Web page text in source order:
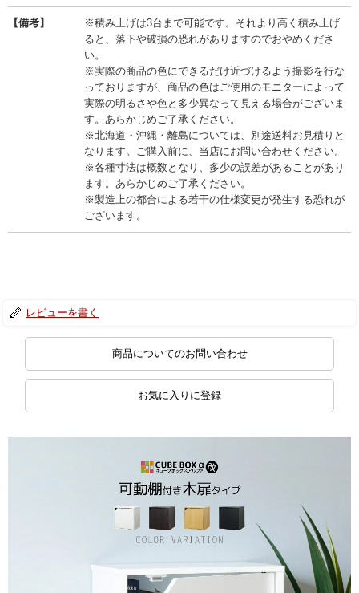
【備考】
※積み上げは3台まで可能です。それより高く積み上げ
ると、落下や破損の恐れがありますのでおやめくださ
い。
※実際の商品の色にできるだけ近づけるよう撮影を行な
っておりますが、商品の色はご使用のモニターによって
実際の明るさや色と多少異なって見える場合がございま
す。あらかじめご了承ください。
※北海道・沖縄・離島については、別途送料お見積りと
なります。ご購入前に、当店にお問い合わせください。
※各種寸法は概数となり、多少の誤差があることがあり
ます。あらかじめご了承ください。
※製造上の都合による若干の仕様変更が発生する恐れが
ございます。
レビューを書く
商品についてのお問い合わせ
お気に入りに登録